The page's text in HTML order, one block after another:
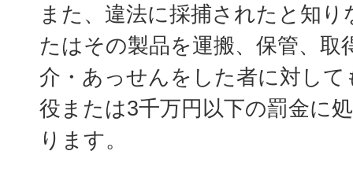
また、違法に採捕されたと知
たはその製品を運搬、保管、取
介・あっせんをした者に対して
役または3千万円以下の罰金に
ります。